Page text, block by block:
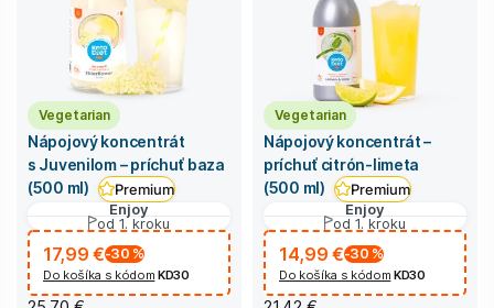
Vegetarian
Nápojový koncentrát
s Juvenilom – príchuť baza
(500 ml)
Premium
Enjoy
od 1. kroku
17,99 €-30 %
Do košíka s kódom KD30
Vegetarian
Nápojový koncentrát –
príchuť citrón-limeta
(500 ml)
Premium
Enjoy
od 1. kroku
14,99 €-30 %
Do košíka s kódom KD30